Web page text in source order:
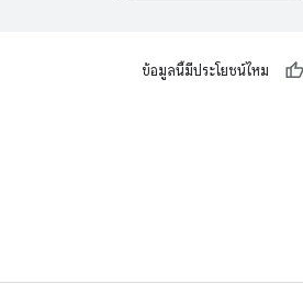
ข้อมูลนี้มีประโยชน์ไหม